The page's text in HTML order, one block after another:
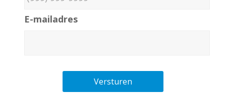
E-mailadres
Versturen